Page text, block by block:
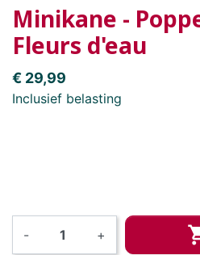
Minikane -
Fleurs d'eau
€ 29,99
Inclusief belasting
- +